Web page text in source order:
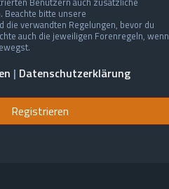
Beachte bitte unsere
die verwandten Regelungen, bevor du
auch die jeweiligen Forenregeln, wenn
| Datenschutzerklärung
Registrieren